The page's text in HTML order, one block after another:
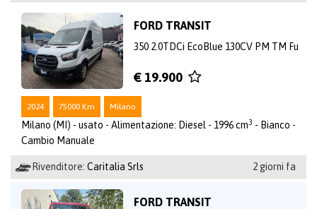
FORD TRANSIT
350 2.0TDCi EcoBlue 130CV PM TM Fu
€ 19.900
2024 75000 Km Milano
Milano (MI) - usato - Alimentazione: Diesel - 1996 cm3 - Bianco -
Cambio Manuale
Rivenditore: Caritalia Srls 2 giorni fa
FORD TRANSIT